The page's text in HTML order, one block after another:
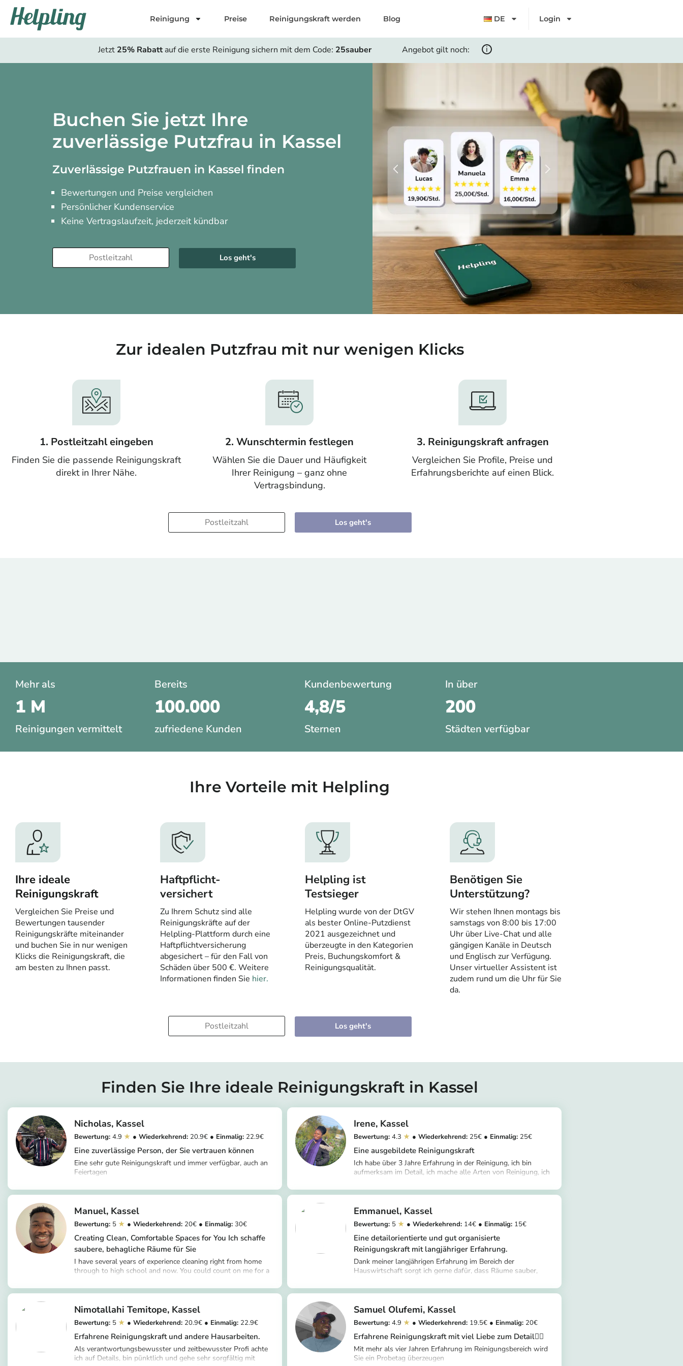
springen
Reinigung Preise Reinigungskraft werden Blog DE Login
Jetzt 25% Rabattauf die erste Reinigung sichern mit dem Code: 25sauber Angebot gilt noch: i
Buchen Sie jetzt Ihre
zuverlässige Putzfrau in Kassel
Zuverlässige Putzfrauen in Kassel finden
Bewertungen und Preise vergleichen
Persönlicher Kundenservice
Keine Vertragslaufzeit, jederzeit kündbar
Los geht's
Zur idealen Putzfrau mit nur wenigen Klicks
1. Postleitzahl eingeben
Finden Sie die passende Reinigungskraft
direkt in Ihrer Nähe.
2. Wunschtermin festlegen
Wählen Sie die Dauer und Häufigkeit
Ihrer Reinigung – ganz ohne
Vertragsbindung.
3. Reinigungskraft anfragen
Vergleichen Sie Profile, Preise und
Erfahrungsberichte auf einen Blick.
Los geht's
Mehr als
1 M
Reinigungen vermittelt
Bereits
100.000
zufriedene Kunden
Kundenbewertung
4,8/5
Sternen
In über
200
Städten verfügbar
Ihre Vorteile mit Helpling​
Ihre ideale
Reinigungskraft
Vergleichen Sie Preise und
Bewertungen tausender
Reinigungskräfte miteinander
und buchen Sie in nur wenigen
Klicks die Reinigungskraft, die
am besten zu Ihnen passt.
Haftpflicht-
versichert
Zu Ihrem Schutz sind alle
Reinigungskräfte auf der
Helpling-Plattform durch eine
Haftpflichtversicherung
abgesichert – für den Fall von
Schäden über 500 €. Weitere
Informationen finden Sie hier.
Helpling ist
Testsieger
Helpling wurde von der DtGV
als bester Online-Putzdienst
2021 ausgezeichnet und
überzeugte in den Kategorien
Preis, Buchungskomfort &
Reinigungsqualität.
Benötigen Sie
Unterstützung?
Wir stehen Ihnen montags bis
samstags von 8:00 bis 17:00
Uhr über Live-Chat und alle
gängigen Kanäle in Deutsch
und Englisch zur Verfügung.
Unser virtueller Assistent ist
zudem rund um die Uhr für Sie
da.
Los geht's
Finden Sie Ihre ideale Reinigungskraft in Kassel
Nicholas Kassel
4.9 20.9 22.9
Eine zuverlässige Person, der Sie vertrauen können
Eine sehr gute Reinigungskraft und immer verfügbar, auch an
Feiertagen
c732873c-0b6e-4d8d-a6d0-8ba7a0849d01
Irene Kassel
4.3 25 25
Eine ausgebildete Reinigungskraft
Ich habe über 3 Jahre Erfahrung in der Reinigung, ich bin
aufmerksam im Detail, ich mache alle Arten von Reinigung, ich
6758d258-3b05-452a-ab77-b4e2f50db1b5
Manuel Kassel
5 20 30
Creating Clean, Comfortable Spaces for You Ich schaffe
saubere, behagliche Räume für Sie
I have several years of experience cleaning right from home
through to high school and now. You could count on me for a
Deutsch with me Ich habe mehrere Jahre Erfahrung im
Schulzeit bis hin zur Gegenwart. Sie können sich darauf
verlassen, dass ich meine Arbeit gut mache. Ich lerne Deutsch,
also sprich ruhig Deutsch mit mir
6da23650-0af6-4e80-8f25-401620764bd0
Emmanuel Kassel
5 14 15
Eine detailorientierte und gut organisierte
Reinigungskraft mit langjähriger Erfahrung.
Dank meiner langjährigen Erfahrung im Bereich der
Hauswirtschaft sorgt ich gerne dafür, dass Räume sauber,
Details und bin sehr zuverlässig. Ich stelle stets die
stelle sicher, dass er jedes Mal mit dem Ergebnis zufrieden ist.
o-a9609d22-e04b-4d93-895e-fae2b0efc333
Nimotallahi Temitope Kassel
5 20.9 22.9
Erfahrene Reinigungskraft und andere Hausarbeiten.
Als verantwortungsbewusster und zeitbewusster Profi achte
ich auf Details, bin pünktlich und gehe sehr sorgfältig mit
Samuel Olufemi Kassel
4.9 19.5 20
Erfahrene Reinigungskraft mit viel Liebe zum Detail👌🏼
Mit mehr als vier Jahren Erfahrung im Reinigungsbereich wird
Sie ein Probetag überzeugen